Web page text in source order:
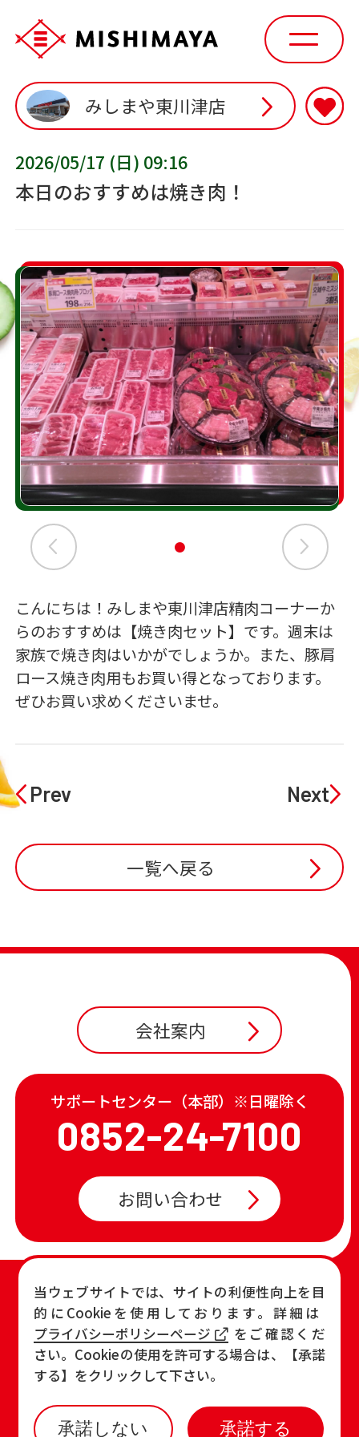
当ウェブサイトでは、サイトの利便性向上を目
的にCookieを使用しております。詳細は
プライバシーポリシーページ
をご確認くだ
さい。Cookieの使用を許可する場合は、【承諾
する】をクリックして下さい。
承諾しない 承諾する
みしまや東川津店
2026/05/17 (日) 09:16
本日のおすすめは焼き肉！
こんにちは！みしまや東川津店精肉コーナーか
らのおすすめは【焼き肉セット】です。週末は
家族で焼き肉はいかがでしょうか。また、豚肩
ロース焼き肉用もお買い得となっております。
ぜひお買い求めくださいませ。
Prev Next
一覧へ戻る
会社案内
サポートセンター（本部）※日曜除く
0852-24-7100
お問い合わせ
TOP
店舗一覧・チラシ
お知らせ
おすすめ商品
各店の最新情報